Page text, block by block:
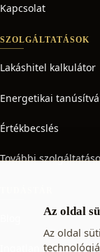
Az oldal
Az oldal
Kapcsolat
SZOLGÁLTATÁSOK
Lakáshitel kalkulátor
Energetikai
Értékbecslés
További
Ingatlan adó